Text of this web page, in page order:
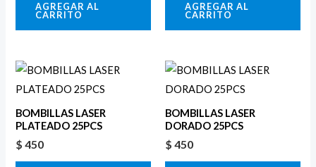
AGREGAR AL
CARRITO
AGREGAR AL
CARRITO
BOMBILLAS LASER
PLATEADO 25PCS
$ 450
BOMBILLAS LASER
DORADO 25PCS
$ 450